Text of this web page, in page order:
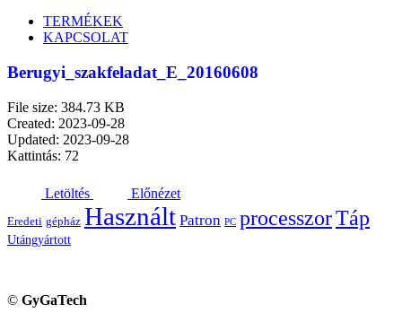
TERMÉKEK
KAPCSOLAT
Berugyi_szakfeladat_E_20160608
File size: 384.73 KB
Created: 2023-09-28
Updated: 2023-09-28
Kattintás: 72
Letöltés Előnézet
Eredeti gépház Használt Patron PC processzorTáp
Utángyártott
© GyGaTech